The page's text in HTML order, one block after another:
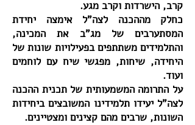
קרב, הישרדות וקרב מגע.
כחלק מההכנה לצה"ל אימצה יחידת
המסתערבים של מג"ב את המכינה,
והתלמידים משתתפים בפעילויות שונות של
היחידה, שיחות, מפגשי שיח עם לוחמים
ועוד.
על התרומה המשמעותית של תכנית ההכנה
לצה"ל יעידו תלמידינו המשובצים ביחידות
השונות, שרבים מהם קצינים ומצטיינים.